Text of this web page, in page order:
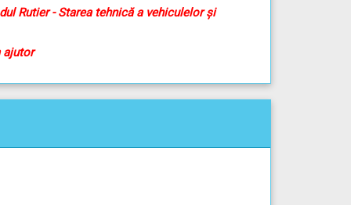
Rutier - Starea tehnică a vehiculelor și
ajutor